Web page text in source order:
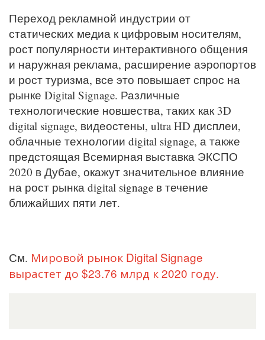
Переход рекламной индустрии от
статических медиа к цифровым носителям,
рост популярности интерактивного общения
и наружная реклама, расширение аэропортов
и рост туризма, все это повышает спрос на
рынке Digital Signage. Различные
технологические новшества, таких как 3D
digital signage, видеостены, ultra HD дисплеи,
облачные технологии digital signage, а также
предстоящая Всемирная выставка ЭКСПО
2020 в Дубае, окажут значительное влияние
на рост рынка digital signage в течение
ближайших пяти лет.
См. Мировой рынок Digital Signage
вырастет до $23.76 млрд к 2020 году.